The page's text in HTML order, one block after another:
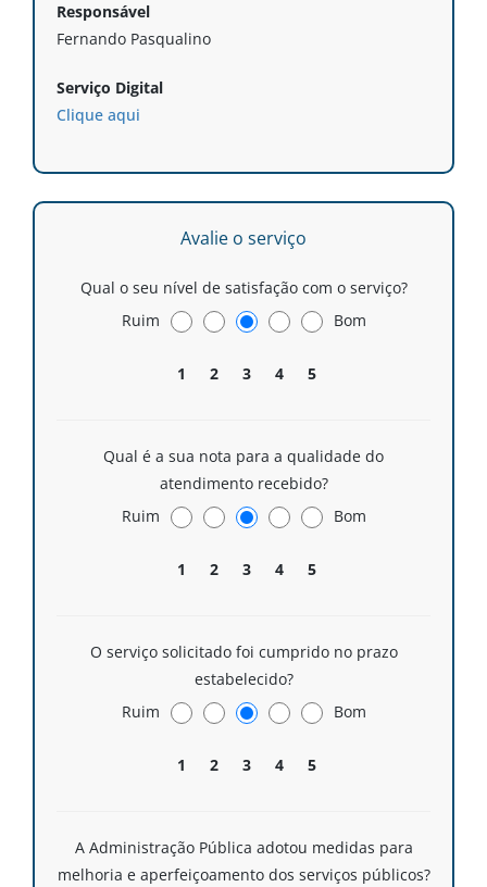
Responsável
Fernando Pasqualino
Serviço Digital
Clique aqui
Avalie o serviço
Qual o seu nível de satisfação com o serviço?
Ruim
1 2 3 4 5
Bom
Qual é a sua nota para a qualidade do
atendimento recebido?
Ruim
1 2 3 4 5
Bom
O serviço solicitado foi cumprido no prazo
estabelecido?
Ruim
1 2 3 4 5
Bom
A Administração Pública adotou medidas para
melhoria e aperfeiçoamento dos serviços públicos?